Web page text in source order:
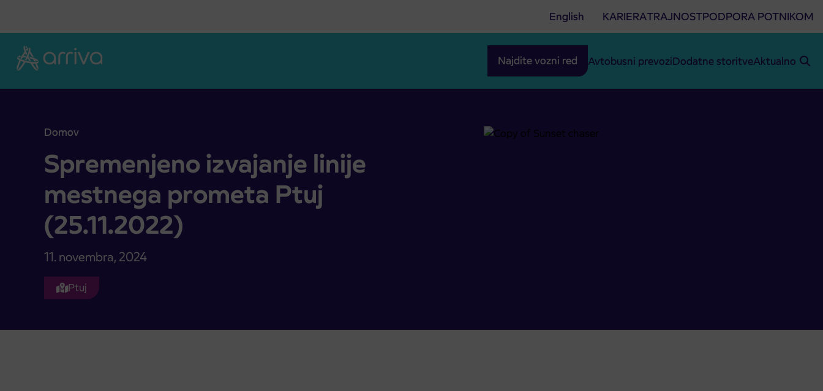
English KARIERATRAJNOSTPODPORA POTNIKOM
Najdite vozni red Avtobusni prevoziDodatne storitveAktualno
Domov
Spremenjeno izvajanje linije mestnega prometa Ptuj (25.11.2022)
Spremenjeno izvajanje linije
mestnega prometa Ptuj
(25.11.2022)
11. novembra, 2024
Ptuj